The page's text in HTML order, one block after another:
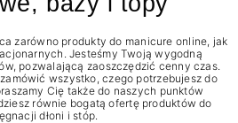
zarówno produkty do manicure online, jak
Jesteśmy Twoją wygodną
pozwalającą zaoszczędzić cenny czas.
wszystko, czego potrzebujesz do
Cię także do naszych punktów
równie bogatą ofertę produktów do
dłoni i stóp.